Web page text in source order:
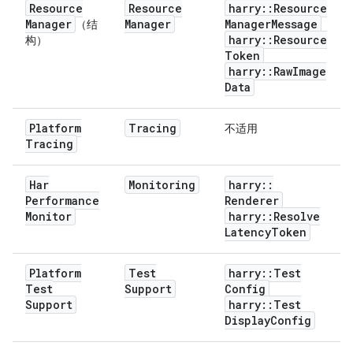
Resource
Manager
（结
构）
Resource
Manager
harry:: Resource
ManagerMessage
harry:: Resource
Token
harry:: RawImage
Data
Platform
Tracing
Tracing 不适用
Har
Performance
Monitor
Monitoring harry::
Renderer
harry:: Resolve
LatencyToken
Platform
Test
Support
Test
Support
harry:: Test
Config
harry:: Test
DisplayConfig